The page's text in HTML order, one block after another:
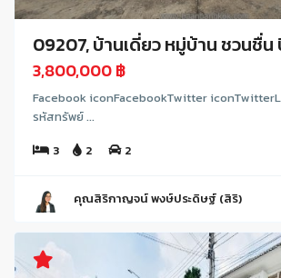
09207, บ้านเดี่ยว หมู่บ้าน ชวนชื่น
3,800,000 ฿
Facebook iconFacebookTwitter
รหัสทรัพย์ ...
3
2 2
คุณสิริกาญจน์ พงษ์ประดิษฐ์ (สิริ)